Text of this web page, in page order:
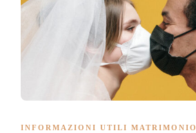
INFORMAZIONI UTILI MATRIMONIO